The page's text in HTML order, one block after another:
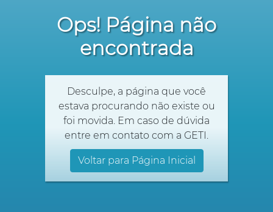
Ops! Página não
encontrada
Desculpe, a página que você
estava procurando não existe ou
foi movida. Em caso de dúvida
entre em contato com a GETI.
Voltar para Página Inicial